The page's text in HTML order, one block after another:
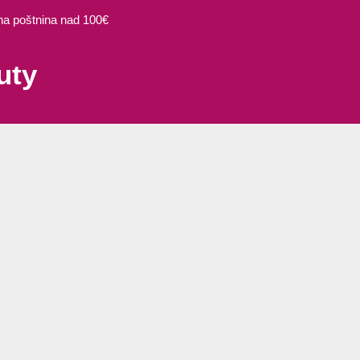
nad 100€